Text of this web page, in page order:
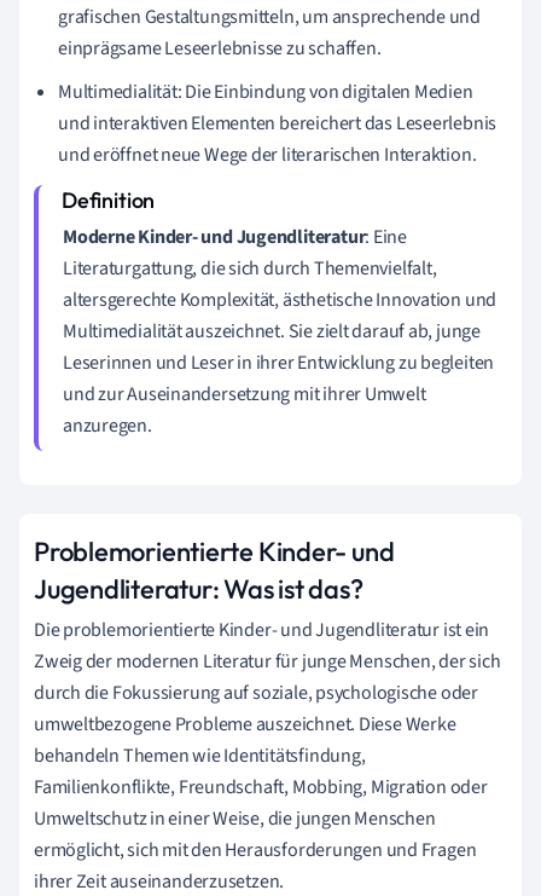
grafischen Gestaltungsmitteln, um ansprechende und
einprägsame Leseerlebnisse zu schaffen.
Multimedialität: Die Einbindung von digitalen Medien
und interaktiven Elementen bereichert das Leseerlebnis
und eröffnet neue Wege der literarischen Interaktion.
Moderne Kinder- und Jugendliteratur: Eine
Literaturgattung, die sich durch Themenvielfalt,
altersgerechte Komplexität, ästhetische Innovation und
Multimedialität auszeichnet. Sie zielt darauf ab, junge
Leserinnen und Leser in ihrer Entwicklung zu begleiten
und zur Auseinandersetzung mit ihrer Umwelt
anzuregen.
Problemorientierte Kinder- und
Jugendliteratur: Was ist das?
Die problemorientierte Kinder- und Jugendliteratur ist ein
Zweig der modernen Literatur für junge Menschen, der sich
durch die Fokussierung auf soziale, psychologische oder
umweltbezogene Probleme auszeichnet. Diese Werke
behandeln Themen wie Identitätsfindung,
Familienkonflikte, Freundschaft, Mobbing, Migration oder
Umweltschutz in einer Weise, die jungen Menschen
ermöglicht, sich mit den Herausforderungen und Fragen
ihrer Zeit auseinanderzusetzen.